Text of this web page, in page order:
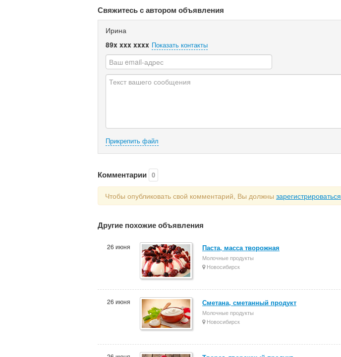
Свяжитесь с автором объявления
Ирина
89x xxx xxxx Показать контакты
Прикрепить файл
Комментарии 0
Чтобы опубликовать свой комментарий, Вы должны зарегистрироваться
Другие похожие объявления
26 июня Паста, масса творожная
Молочные продукты
Новосибирск
26 июня Сметана, сметанный продукт
Молочные продукты
Новосибирск